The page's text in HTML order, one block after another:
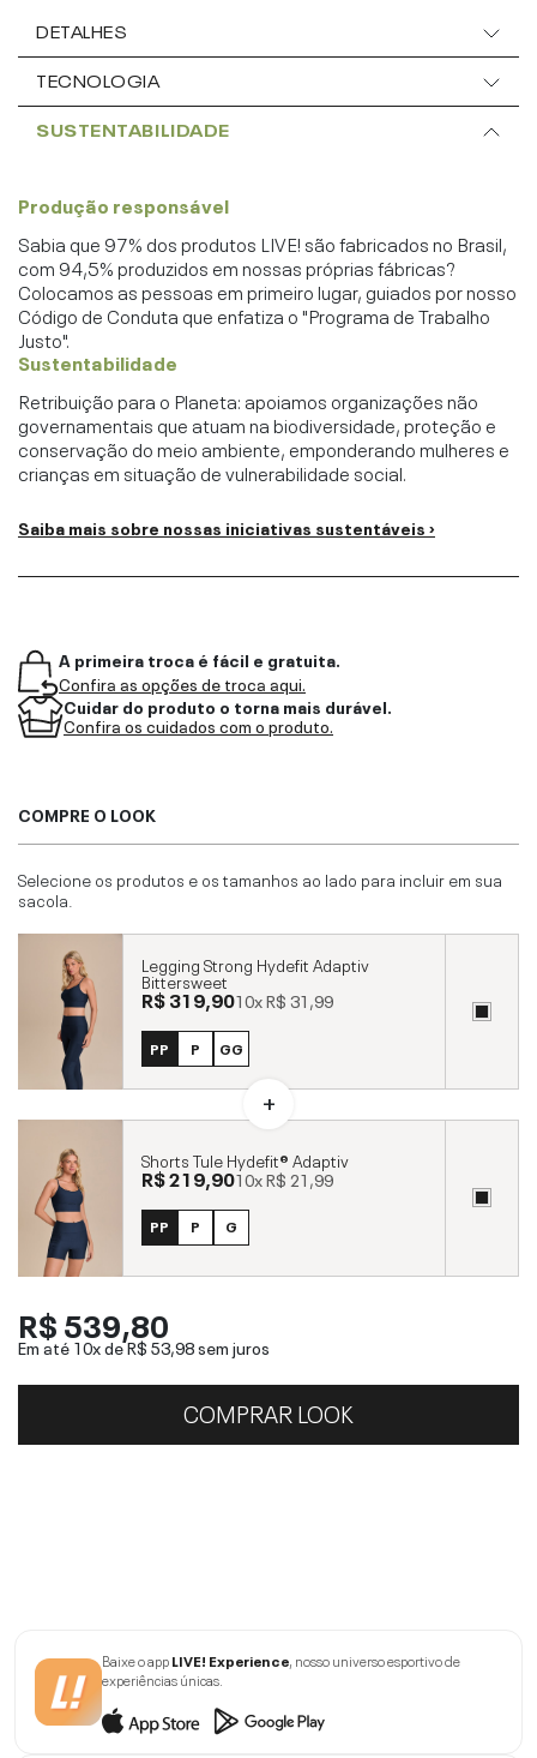
DETALHES
TECNOLOGIA
SUSTENTABILIDADE
Produção responsável
Sabia que 97% dos produtos LIVE! são fabricados no Brasil,
com 94,5% produzidos em nossas próprias fábricas?
Colocamos as pessoas em primeiro lugar, guiados por nosso
Código de Conduta que enfatiza o "Programa de Trabalho
Justo".
Sustentabilidade
Retribuição para o Planeta: apoiamos organizações não
governamentais que atuam na biodiversidade, proteção e
conservação do meio ambiente, emponderando mulheres e
crianças em situação de vulnerabilidade social.
Saiba mais sobre nossas iniciativas sustentáveis ›
A primeira troca é fácil e gratuita.
Confira as opções de troca aqui.
Cuidar do produto o torna mais durável.
Confira os cuidados com o produto.
COMPRE O LOOK
Selecione os produtos e os tamanhos ao lado para incluir em sua
sacola.
Legging Strong Hydefit Adaptiv
Bittersweet
R$ 319,9010xR$ 31,99
PP P GG
Shorts Tule Hydefit® Adaptiv
R$ 219,9010xR$ 21,99
PP P G
R$ 539,80
Em até 10x deR$ 53,98sem juros
COMPRAR LOOK
Baixe o appLIVE! Experience , nosso universo esportivo de
experiências únicas.